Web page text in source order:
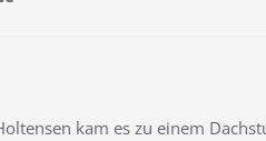
kam es zu einem